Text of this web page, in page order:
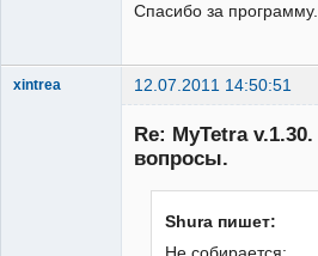
Спасибо за программу.
xintrea 12.07.2011 14:50:51
Re: MyTetra
вопросы.
Shura пишет:
Не собирается: